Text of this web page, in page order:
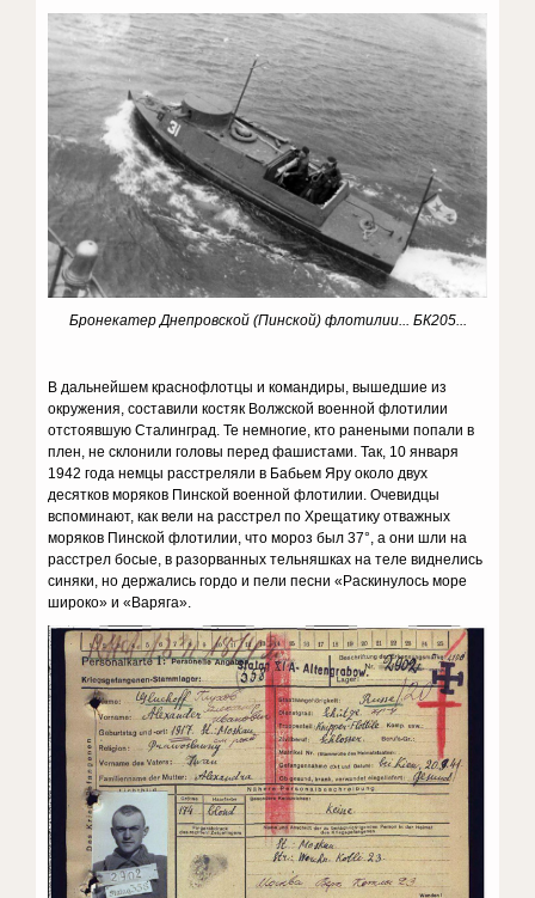
Бронекатер Днепровской (Пинской) флотилии... БК205...
В дальнейшем краснофлотцы и командиры, вышедшие из
окружения, составили костяк Волжской военной флотилии
отстоявшую Сталинград. Те немногие, кто ранеными попали в
плен, не склонили головы перед фашистами. Так, 10 января
1942 года немцы расстреляли в Бабьем Яру около двух
десятков моряков Пинской военной флотилии. Очевидцы
вспоминают, как вели на расстрел по Хрещатику отважных
моряков Пинской флотилии, что мороз был 37°, а они шли на
расстрел босые, в разорванных тельняшках на теле виднелись
синяки, но держались гордо и пели песни «Раскинулось море
широко» и «Варяга».